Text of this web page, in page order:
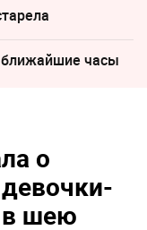
часы
о
в шею